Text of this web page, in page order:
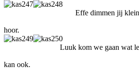
Effe dimmen
Ik houd je in
hoor.
Luuk kom we gaan
Drie aan
kan ook.